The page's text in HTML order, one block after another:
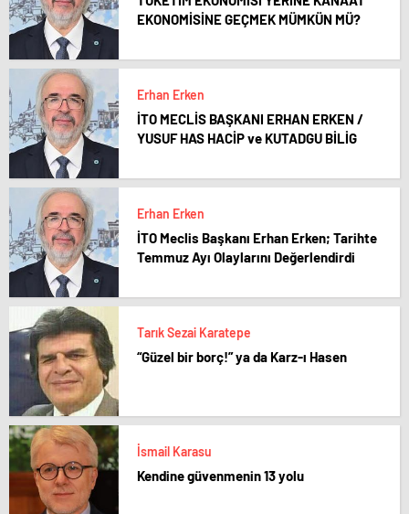
EKONOMİSİNE GEÇMEK MÜMKÜN MÜ?
Erhan Erken
İTO MECLİS BAŞKANI ERHAN ERKEN /
YUSUF HAS HACİP ve KUTADGU BİLİG
Erhan Erken
İTO Meclis Başkanı Erhan Erken; Tarihte
Temmuz Ayı Olaylarını Değerlendirdi
Tarık Sezai Karatepe
“Güzel bir borç!” ya da Karz-ı Hasen
İsmail Karasu
Kendine güvenmenin 13 yolu